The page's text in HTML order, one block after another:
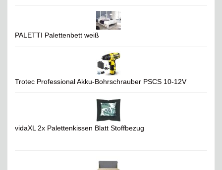
PALETTI Palettenbett weiß
Trotec Professional Akku-Bohrschrauber PSCS 10-12V
vidaXL 2x Palettenkissen Blatt Stoffbezug